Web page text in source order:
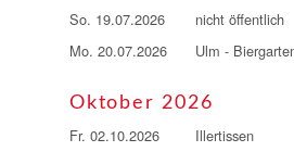
So. 19.07.2026
nicht öffentlich
Mo. 20.07.2026
Ulm -
Oktober 2026
Fr. 02.10.2026 Illertissen